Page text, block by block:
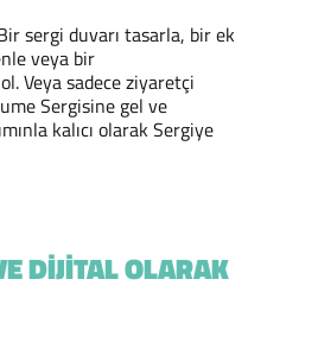
sergi duvarı tasarla, bir ek
veya bir
Veya sadece ziyaretçi
Sergisine gel ve
kalıcı olarak Sergiye
DIJITAL OLARAK